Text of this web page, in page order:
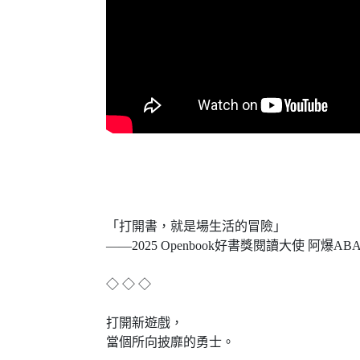
「打開書，就是場生活的冒險」
——2025 Openbook好書獎閱讀大使 阿爆
◇ ◇ ◇
打開新遊戲，
當個所向披靡的勇士。